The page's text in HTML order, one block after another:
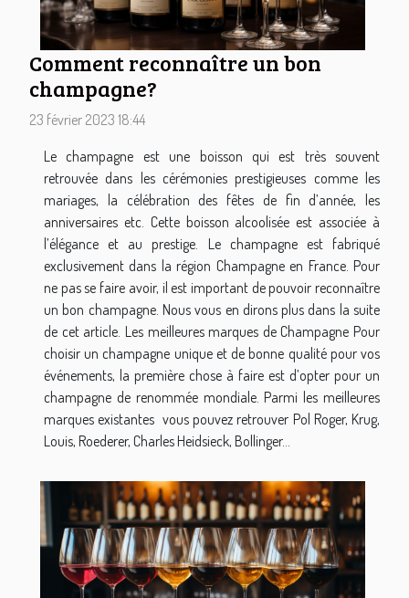
Comment reconnaître un bon
champagne?
23 février 2023 18:44
Le champagne est une boisson qui est très souvent
retrouvée dans les cérémonies prestigieuses comme les
mariages, la célébration des fêtes de fin d’année, les
anniversaires etc. Cette boisson alcoolisée est associée à
l’élégance et au prestige. Le champagne est fabriqué
exclusivement dans la région Champagne en France. Pour
ne pas se faire avoir, il est important de pouvoir reconnaître
un bon champagne. Nous vous en dirons plus dans la suite
de cet article. Les meilleures marques de Champagne Pour
choisir un champagne unique et de bonne qualité pour vos
événements, la première chose à faire est d’opter pour un
champagne de renommée mondiale. Parmi les meilleures
marques existantes vous pouvez retrouver Pol Roger, Krug,
Louis, Roederer, Charles Heidsieck, Bollinger...